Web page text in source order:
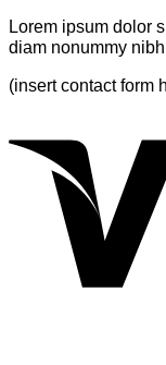
Lorem ipsum dolor
diam nonummy
(insert contact form